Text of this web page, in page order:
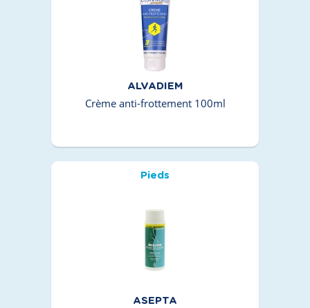
ALVADIEM
Crème anti-frottement 100ml
Pieds
ASEPTA